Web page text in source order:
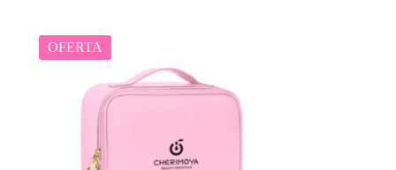
OFERTA